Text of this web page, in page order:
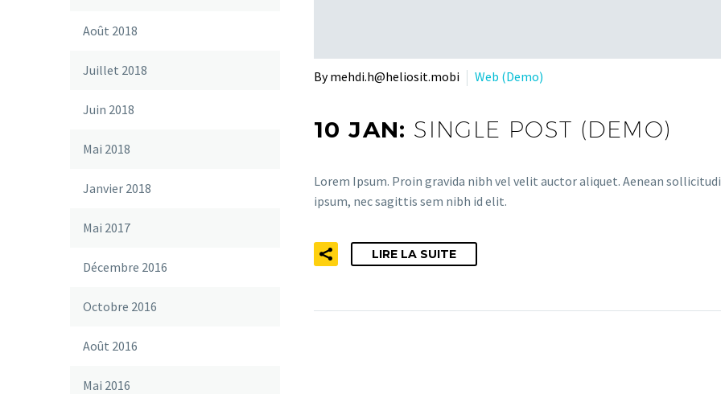
By mehdi.h@heliosit.mobi Web (Demo)
10 JAN: SINGLE POST (DEMO)
Lorem Ipsum. Proin gravida nibh vel velit auctor aliquet. Aenean
ipsum, nec sagittis sem nibh id elit.
LIRE LA SUITE
Août 2018
Juillet 2018
Juin 2018
Mai 2018
Janvier 2018
Mai 2017
Décembre 2016
Octobre 2016
Août 2016
Mai 2016